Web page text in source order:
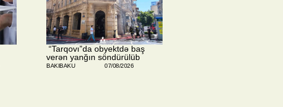
​ “Tarqovı”da obyektdə baş
verən yanğın söndürülüb
BAKIBAKU 07/08/2026